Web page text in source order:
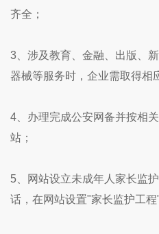
齐全；
3、涉及教育、金融、出版、
器械等服务时，企业需取得相
4、办理完成公安网备并按相
站；
5、网站设立未成年人家长监
话，在网站设置"家长监护工程